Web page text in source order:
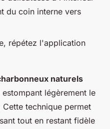
du coin interne vers
répétez l'application
naturels
légèrement le
technique permet
tout en restant fidèle